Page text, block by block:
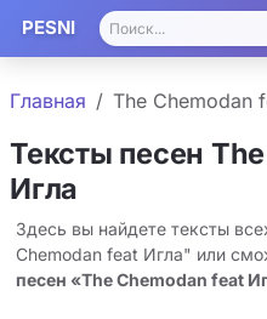
PESNI
Главная The Chemodan
Тексты песен
Игла
Здесь вы найдете тексты
Chemodan feat Игла" или
песен «The Chemodan feat